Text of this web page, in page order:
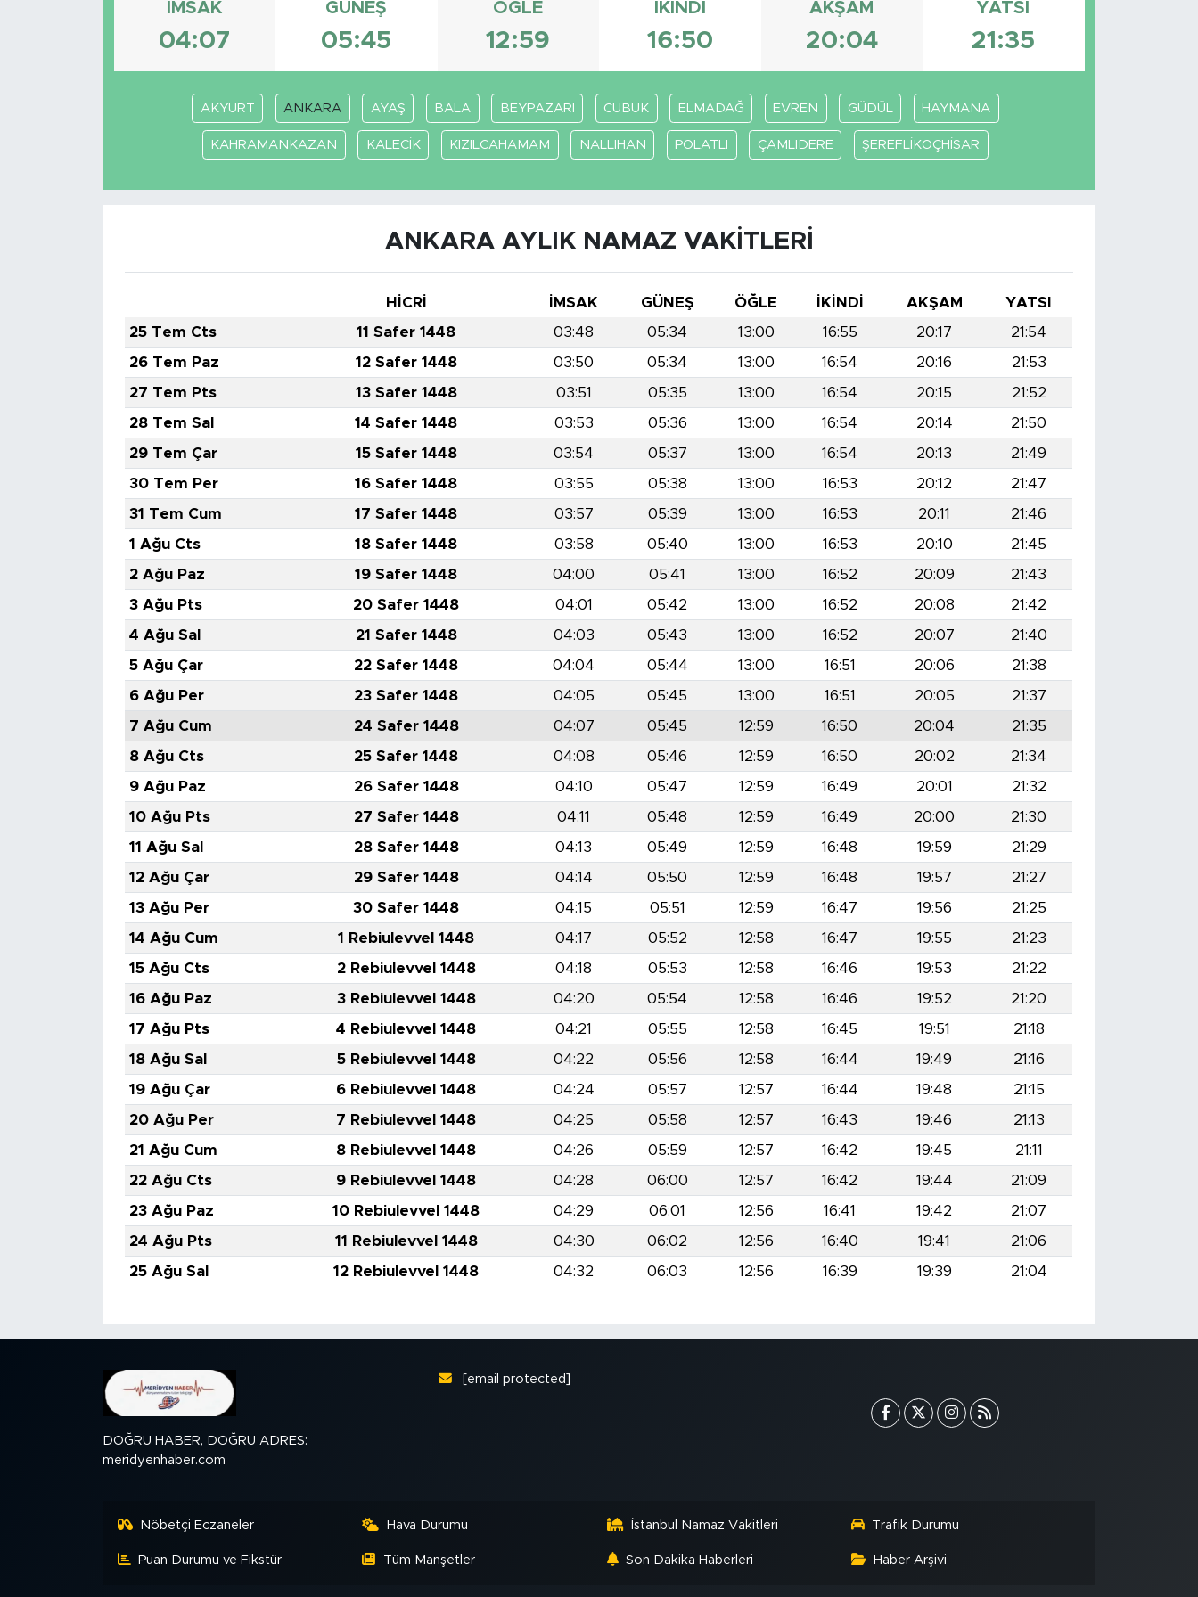
İMSAK
04:07
GÜNEŞ
05:45
ÖĞLE
12:59
İKINDI
16:50
AKŞAM
20:04
YATSI
21:35
AKYURT ANKARA AYAŞ BALA BEYPAZARI CUBUK ELMADAĞ EVREN GÜDÜL HAYMANA
KAHRAMANKAZAN KALECİK KIZILCAHAMAM NALLIHAN POLATLI ÇAMLIDERE ŞEREFLİKOÇHİSAR
ANKARA AYLIK NAMAZ VAKITLERI
HİCRİ İMSAK GÜNEŞ ÖĞLE İKINDI AKŞAM
YATSI
25 Tem Cts
11 Safer 1448 03:48 05:34 13:00 16:55 20:17
21:54
26 Tem Paz
12 Safer 1448 03:50 05:34 13:00 16:54 20:16
21:53
27 Tem Pts
13 Safer 1448 03:51 05:35 13:00 16:54 20:15
21:52
28 Tem Sal
14 Safer 1448 03:53 05:36 13:00 16:54 20:14
21:50
29 Tem Çar
15 Safer 1448 03:54 05:37 13:00 16:54 20:13
21:49
30 Tem Per
16 Safer 1448 03:55 05:38 13:00 16:53 20:12
21:47
31 Tem Cum
17 Safer 1448 03:57 05:39 13:00 16:53 20:11
21:46
1 Ağu Cts
18 Safer 1448 03:58 05:40 13:00 16:53 20:10
21:45
2 Ağu Paz
19 Safer 1448 04:00 05:41 13:00 16:52 20:09
21:43
3 Ağu Pts
20 Safer 1448 04:01 05:42 13:00 16:52 20:08
21:42
4 Ağu Sal
21 Safer 1448 04:03 05:43 13:00 16:52 20:07
21:40
5 Ağu Çar
22 Safer 1448 04:04 05:44 13:00 16:51 20:06
21:38
6 Ağu Per
23 Safer 1448 04:05 05:45 13:00 16:51 20:05
21:37
7 Ağu Cum
24 Safer 1448 04:07 05:45 12:59 16:50 20:04
21:35
8 Ağu Cts
25 Safer 1448 04:08 05:46 12:59 16:50 20:02
21:34
9 Ağu Paz
26 Safer 1448 04:10 05:47 12:59 16:49 20:01
21:32
10 Ağu Pts
27 Safer 1448 04:11 05:48 12:59 16:49 20:00
21:30
11 Ağu Sal
28 Safer 1448 04:13 05:49 12:59 16:48 19:59
21:29
12 Ağu Çar
29 Safer 1448 04:14 05:50 12:59 16:48 19:57
21:27
13 Ağu Per
30 Safer 1448 04:15 05:51 12:59 16:47 19:56
21:25
14 Ağu Cum
1 Rebiulevvel 1448 04:17 05:52 12:58 16:47 19:55
21:23
15 Ağu Cts
2 Rebiulevvel 1448 04:18 05:53 12:58 16:46 19:53
21:22
16 Ağu Paz
3 Rebiulevvel 1448 04:20 05:54 12:58 16:46 19:52
21:20
17 Ağu Pts
4 Rebiulevvel 1448 04:21 05:55 12:58 16:45 19:51
21:18
18 Ağu Sal
5 Rebiulevvel 1448 04:22 05:56 12:58 16:44 19:49
21:16
19 Ağu Çar
6 Rebiulevvel 1448 04:24 05:57 12:57 16:44 19:48
21:15
20 Ağu Per
7 Rebiulevvel 1448 04:25 05:58 12:57 16:43 19:46
21:13
21 Ağu Cum
8 Rebiulevvel 1448 04:26 05:59 12:57 16:42 19:45
21:11
22 Ağu Cts
9 Rebiulevvel 1448 04:28 06:00 12:57 16:42 19:44
21:09
23 Ağu Paz
10 Rebiulevvel 1448 04:29 06:01 12:56 16:41 19:42
21:07
24 Ağu Pts
11 Rebiulevvel 1448 04:30 06:02 12:56 16:40 19:41
21:06
25 Ağu Sal
12 Rebiulevvel 1448 04:32 06:03 12:56 16:39 19:39 21:04
DOĞRU HABER, DOĞRU ADRES:
meridyenhaber.com
[email protected]
Nöbetçi Eczaneler Hava Durumu İstanbul Namaz Vakitleri Trafik Durumu
Puan Durumu ve Fikstür Tüm Manşetler Son Dakika Haberleri Haber Arşivi
BİLİM-TEKNOLOJİ
POLİTİKA
KÜLTÜR SANAT
TARİHTEN GÜNÜMÜZE
MEDYA KÖŞESİ
FOTO GALERİ
VİDEOLAR
ALINTI YAZARLAR
SOSYAL MEDYA